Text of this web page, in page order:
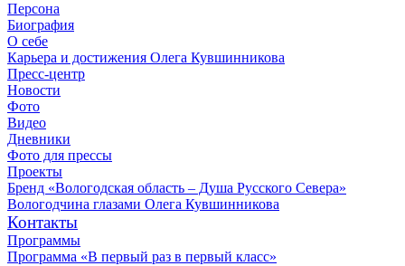
Персона
Биография
О себе
Карьера и достижения Олега Кувшинникова
Пресс-центр
Новости
Фото
Видео
Дневники
Фото для прессы
Проекты
Бренд «Вологодская область – Душа Русского Севера»
Вологодчина глазами Олега Кувшинникова
Контакты
Программы
Программа «В первый раз в первый класс»